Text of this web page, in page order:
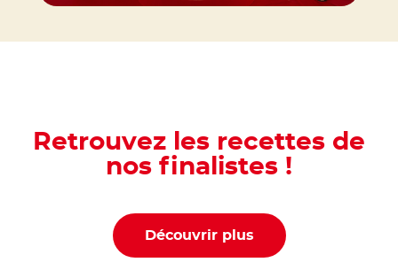
Retrouvez les recettes de
nos finalistes !
Découvrir plus